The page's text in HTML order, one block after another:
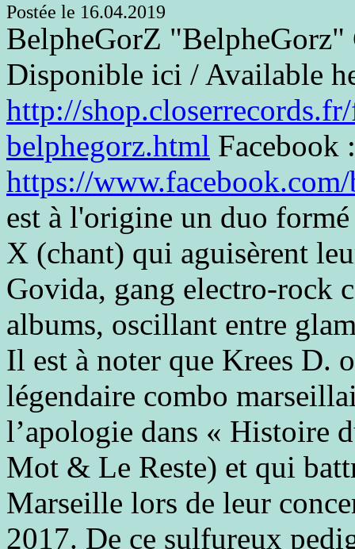
Postée le 16.04.2019
BelpheGorZ
Disponible ici / Available
http://
belphegorz.html Facebook :
https://
est à l'origine un duo
X (chant) qui aguisèrent
Govida, gang electro-rock
albums, oscillant entre
Il est à noter que Krees D.
légendaire combo
l’apologie dans « Histoire
Mot & Le Reste) et qui
Marseille lors de leur
2017. De ce sulfureux